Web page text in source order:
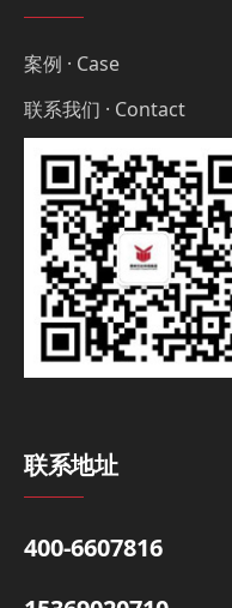
案例 · Case
联系我们 · Contact
联系地址
400-6607816